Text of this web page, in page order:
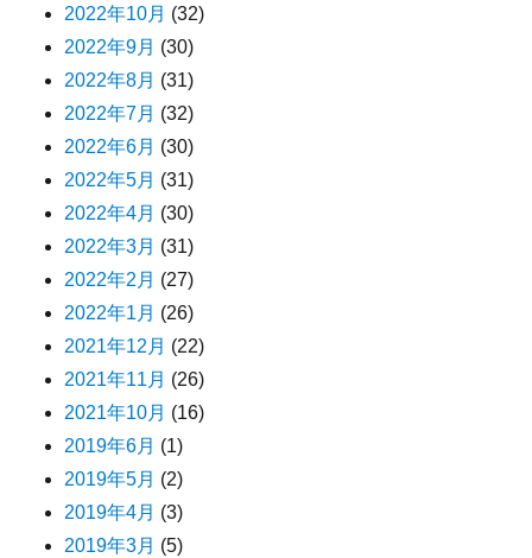
2022年10月 (32)
2022年9月 (30)
2022年8月 (31)
2022年7月 (32)
2022年6月 (30)
2022年5月 (31)
2022年4月 (30)
2022年3月 (31)
2022年2月 (27)
2022年1月 (26)
2021年12月 (22)
2021年11月 (26)
2021年10月 (16)
2019年6月 (1)
2019年5月 (2)
2019年4月 (3)
2019年3月 (5)